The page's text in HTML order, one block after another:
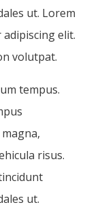
ut. Lorem
elit.
volutpat.
tempus.
risus.
ut.